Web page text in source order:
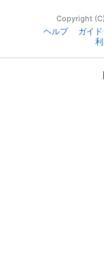
Copyright
ヘルプ
ガイ